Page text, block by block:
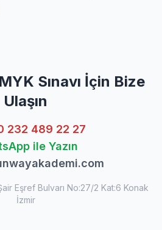
Sınavı İçin Bize
Ulaşın
489 22 27
ile Yazın
Eşref Bulvarı No:27/2 Kat:6 Konak
İzmir